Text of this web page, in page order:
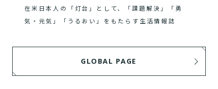
在米日本人の「灯台」として、「課題解決」「勇
気・元気」「うるおい」をもたらす生活情報誌
GLOBAL PAGE